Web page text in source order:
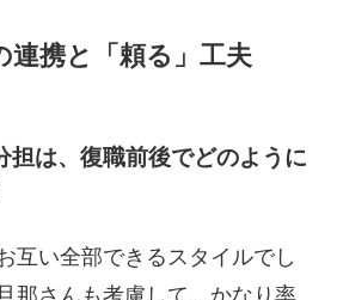
連携と「頼る」工夫
担は、復職前後でどのように
互い全部できるスタイルでし
那さんも考慮して、かなり率